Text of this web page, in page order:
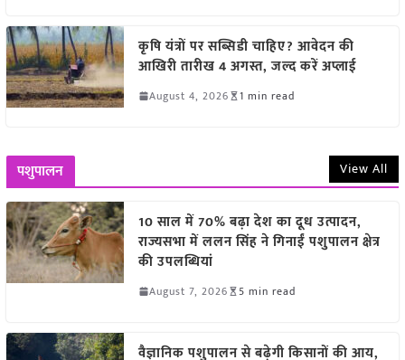
कृषि यंत्रों पर सब्सिडी चाहिए? आवेदन की
आखिरी तारीख 4 अगस्त, जल्द करें अप्लाई
August 4, 2026 1 min read
पशुपालन View All
10 साल में 70% बढ़ा देश का दूध उत्पादन,
राज्यसभा में ललन सिंह ने गिनाईं पशुपालन क्षेत्र
की उपलब्धियां
August 7, 2026 5 min read
वैज्ञानिक पशुपालन से बढ़ेगी किसानों की आय,